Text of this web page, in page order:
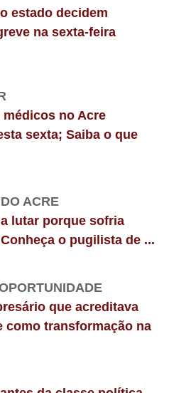
estado decidem
na sexta-feira
médicos no Acre
sexta; Saiba o que
ACRE
lutar porque sofria
o pugilista de ...
que acreditava
como transformação na